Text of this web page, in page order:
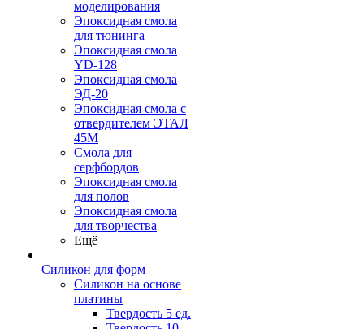
моделирования
Эпоксидная смола
для тюнинга
Эпоксидная смола
YD-128
Эпоксидная смола
ЭД-20
Эпоксидная смола с
отвердителем ЭТАЛ
45М
Смола для
серфбордов
Эпоксидная смола
для полов
Эпоксидная смола
для творчества
Ещё
Силикон для форм
Силикон на основе
платины
Твердость 5 ед.